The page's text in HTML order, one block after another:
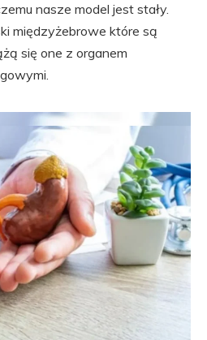
nasze model jest stały.
międzyżebrowe które są
się one z organem